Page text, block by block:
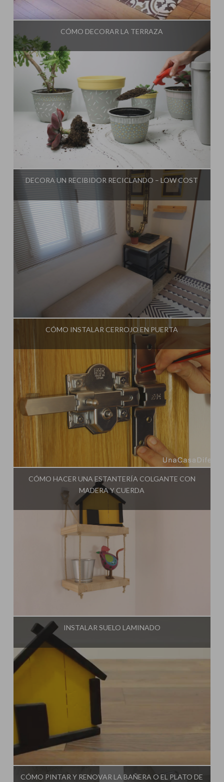
Influencer: Una Casa Diferente
CÓMO DECORAR LA TERRAZA
Influencer: Una Casa Diferente
DECORA UN RECIBIDOR RECICLANDO – LOW COST
Una Casa Diferente
CÓMO INSTALAR CERROJO EN PUERTA
Una Casa Diferente
CÓMO HACER UNA ESTANTERÍA COLGANTE CON
MADERA Y CUERDA
INSTALAR SUELO LAMINADO
Influencer:Una Casa Diferente
CÓMO PINTAR Y RENOVAR LA BAÑERA O EL PLATO DE